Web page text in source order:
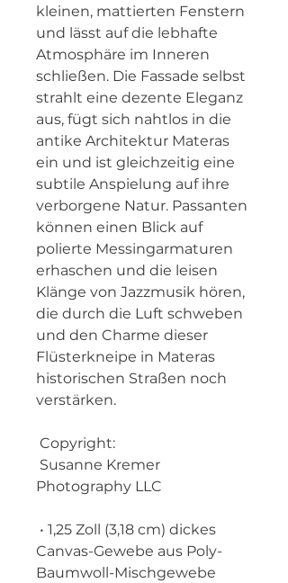
kleinen, mattierten Fenstern
und lässt auf die lebhafte
Atmosphäre im Inneren
schließen. Die Fassade selbst
strahlt eine dezente Eleganz
aus, fügt sich nahtlos in die
antike Architektur Materas
ein und ist gleichzeitig eine
subtile Anspielung auf ihre
verborgene Natur. Passanten
können einen Blick auf
polierte Messingarmaturen
erhaschen und die leisen
Klänge von Jazzmusik hören,
die durch die Luft schweben
und den Charme dieser
Flüsterkneipe in Materas
historischen Straßen noch
verstärken.
Copyright:
Photography LLC
Canvas-Gewebe aus Poly-
Baumwoll-Mischgewebe